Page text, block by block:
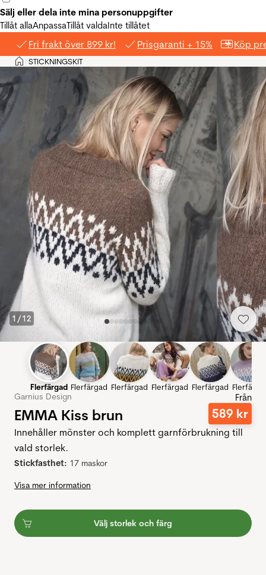
Sälj eller dela inte mina personuppgifter
Tillåt allaAnpassaTillåt valdaInte tillåtet
Fri frakt över 899 kr! Prisgaranti + 15% Köp
Hem
>STICKNINGSKIT
1 /12
Flerfärgad Flerfärgad Flerfärgad Flerfärgad Flerfärgad
Garnius Design
EMMA Kiss brun
Från
589 kr
Innehåller mönster och komplett garnförbrukning till
vald storlek.
Stickfasthet: 17 maskor
Visa mer information
Välj storlek och färg